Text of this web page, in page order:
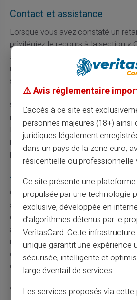
Contact et assistance
Lorsque vous avez constaté un
privilégiez le recours à la section «
» du site de la CAF. Très souvent,
rapports similaires peuvent indiquer
seul dans cette situation.
Si aucune information pertinente
n’hésitez jamais à appeler
locale. Ils sont là pour vous aider et
relatif à vosversements
peut souvent apporter des
Autres types d'allocations
Outre lesallocations familiales
aides financières comme le RSA,
également de ce calendrier des
allocataires s'appuient sur les
mais il arrive que des spécificités
d’allocation versée. Il convient donc
quant aux détails propres à chaque
Vous constaterez que les montants
⚠️ Avis réglementaire
L'accès à ce site est
personnes majeures (18+) ainsi
juridiques légalement
dans un pays de la zone euro,
résidentielle ou professionnelle
Ce site présente une
propulsée par une technologie
exclusive, développée en
d’algorithmes détenus par le
VeritasCard. Cette
unique garantit une expérience
sécurisée, intelligente et
large éventail de services.
Les services proposés via